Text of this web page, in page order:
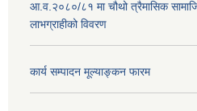
आ.व.२०८०/८१ मा चौथो त्रैमासिक
लाभग्राहीको विवरण
कार्य सम्पादन मूल्याङ्कन फारम